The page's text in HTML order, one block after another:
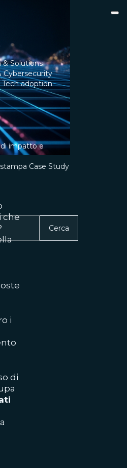
Solutions
Cybersecurity
Tech adoption
di impatto e
Case Study
Cerca
che
i
di